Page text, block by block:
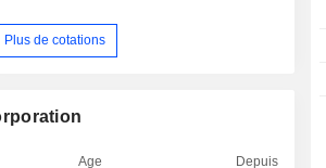
Plus de cotations
Age Depuis